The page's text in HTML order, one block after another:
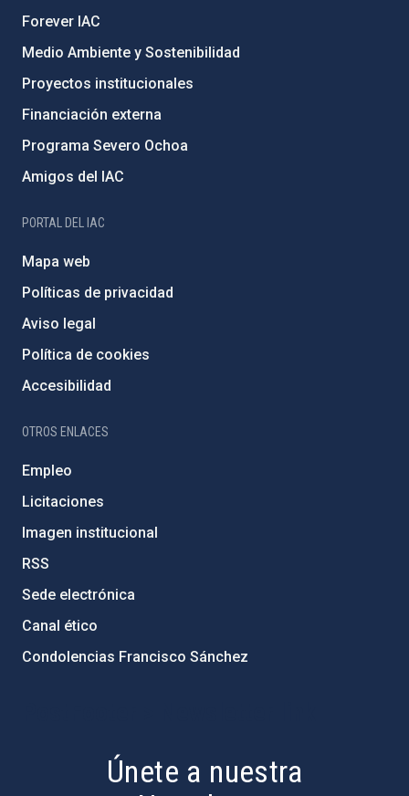
Forever IAC
Medio Ambiente y Sostenibilidad
Proyectos institucionales
Financiación externa
Programa Severo Ochoa
Amigos del IAC
PORTAL DEL IAC
Mapa web
Políticas de privacidad
Aviso legal
Política de cookies
Accesibilidad
OTROS ENLACES
Empleo
Licitaciones
Imagen institucional
RSS
Sede electrónica
Canal ético
Condolencias Francisco Sánchez
Únete a nuestra